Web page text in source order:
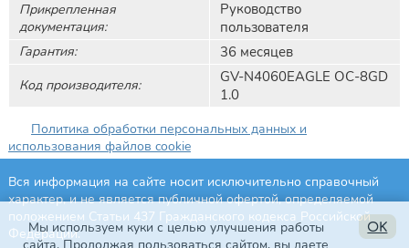
Прикрепленная
документация:
Руководство
пользователя
Гарантия: 36 месяцев
Код производителя:
GV-N4060EAGLE OC-8GD
1.0
Политика обработки персональных данных и
использования файлов cookie
Вся информация на сайте носит исключительно справочный
характер, и не является публичной офертой, определяемой
положением Статьи 437 Гражданского кодекса Российской
Федерации.
Мы используем куки с целью улучшения работы
сайта. Продолжая пользоваться сайтом, вы даете
OK